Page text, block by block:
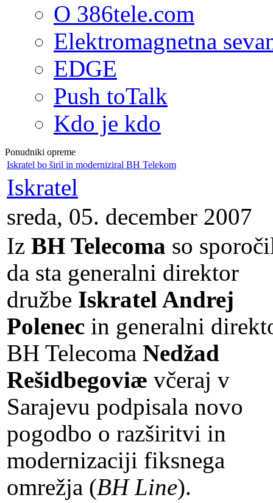
O 386tele.com
Elektromagnetna
EDGE
Push toTalk
Kdo je kdo
Ponudniki opreme
Iskratel bo širil in moderniziral BH Telekom
Iskratel
sreda, 05. december 2007
Iz BH Telecoma so
da sta generalni direktor
družbe Iskratel Andrej
Polenec in generalni
BH Telecoma Nedžad
Rešidbegoviæ včeraj v
Sarajevu podpisala novo
pogodbo o razširitvi in
modernizaciji fiksnega
omrežja (BH Line).